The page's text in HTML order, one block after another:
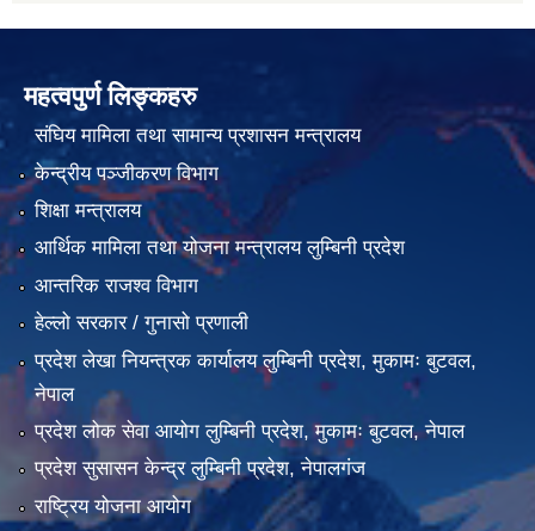
महत्वपुर्ण लिङ्कहरु
संघिय मामिला तथा सामान्य प्रशासन मन्त्रालय
केन्द्रीय पञ्जीकरण विभाग
शिक्षा मन्त्रालय
आर्थिक मामिला तथा योजना मन्त्रालय लुम्बिनी प्रदेश
आन्तरिक राजश्व विभाग
हेल्लो सरकार / गुनासो प्रणाली
प्रदेश लेखा नियन्त्रक कार्यालय लुम्बिनी प्रदेश, मुकामः बुटवल,
नेपाल
प्रदेश लोक सेवा आयोग लुम्बिनी प्रदेश, मुकामः बुटवल, नेपाल
प्रदेश सुसासन केन्द्र लुम्बिनी प्रदेश, नेपालगंज
राष्ट्रिय योजना आयोग